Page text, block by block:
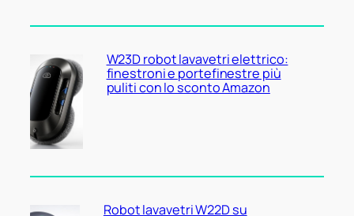
W23D robot lavavetri elettrico:
finestroni e portefinestre più
puliti con lo sconto Amazon
Robot lavavetri W22D su